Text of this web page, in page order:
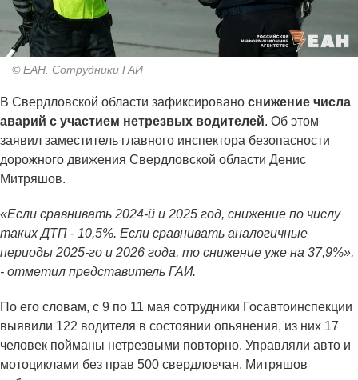
© ЕАН. Сотрудники ГАИ
В Свердловской области зафиксировано снижение числа
аварий с участием нетрезвых водителей. Об этом
заявил заместитель главного инспектора безопасности
дорожного движения Свердловской области Денис
Митряшов.
«Если сравнивать 2024-й и 2025 год, снижение по числу
таких ДТП - 10,5%. Если сравнивать аналогичные
периоды 2025-го и 2026 года, то снижение уже на 37,9%»,
- отметил представитель ГАИ.
По его словам, с 9 по 11 мая сотрудники Госавтоинспекции
выявили 122 водителя в состоянии опьянения, из них 17
человек пойманы нетрезвыми повторно. Управляли авто и
мотоциклами без прав 500 свердловчан. Митряшов